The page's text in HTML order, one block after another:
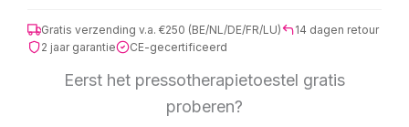
Gratis verzending v.a. €250 (BE/NL/DE/FR/LU)
14 dagen retour
2 jaar garantie
CE-gecertificeerd
Eerst het pressotherapietoestel gratis
proberen?